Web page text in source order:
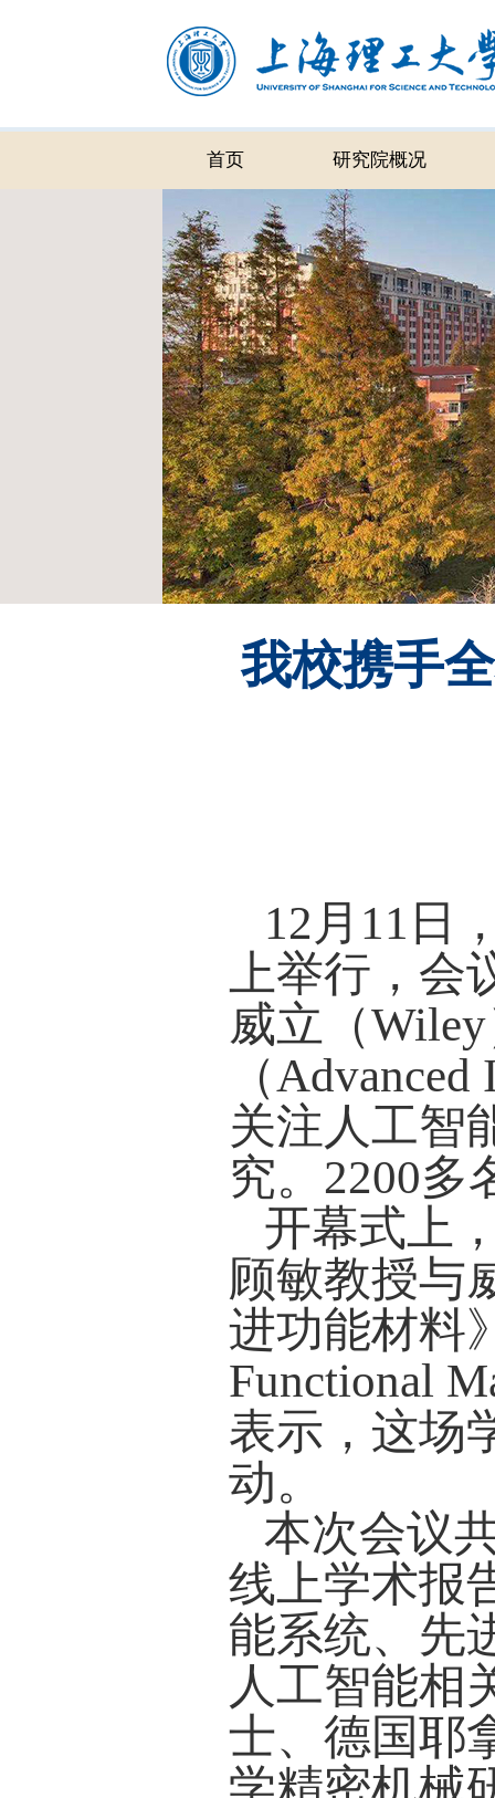
首页 研究院概况
我校携手
12月11日
上举行，
威立（
（
关注人工智
究。2200多
开幕式上
顾敏教授与
进功能材料
Functional
表示，这场
动。
本次会议
线上学术报
能系统、先
人工智能相
士、德国耶
学精密机械